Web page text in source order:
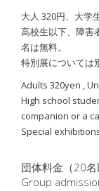
大人 320円、大学
高校生以下、障害
名は無料。
特別展については
Adults 320yen ,
High school
companion or a
Special
団体料金（20名
Group